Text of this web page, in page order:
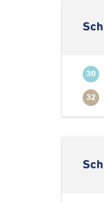
30
32